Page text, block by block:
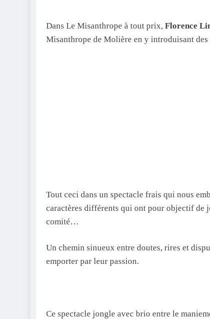
Dans Le Misanthrope à tout prix, Florence
Misanthrope de Molière en y introduisant
Tout ceci dans un spectacle frais qui nous
caractères différents qui ont pour objectif de
comité…
Un chemin sinueux entre doutes, rires et
emporter par leur passion.
Ce spectacle jongle avec brio entre le